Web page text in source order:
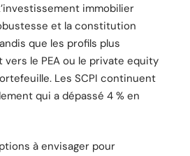
immobilier
et la constitution
que les profils plus
le PEA ou le private equity
Les SCPI continuent
qui a dépassé 4 % en
à envisager pour